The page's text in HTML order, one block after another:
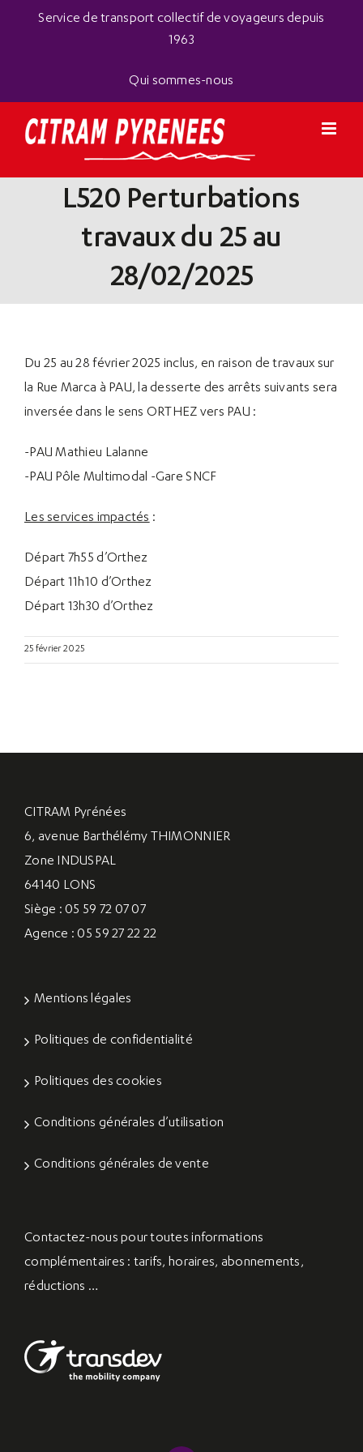
Service de transport collectif de voyageurs depuis
1963
Qui sommes-nous
L520 Perturbations
travaux du 25 au
28/02/2025
Du 25 au 28 février 2025 inclus, en raison de travaux sur
la Rue Marca à PAU, la desserte des arrêts suivants sera
inversée dans le sens ORTHEZ vers PAU :
-PAU Mathieu Lalanne
-PAU Pôle Multimodal -Gare SNCF
Les services impactés :
Départ 7h55 d’Orthez
Départ 11h10 d’Orthez
Départ 13h30 d’Orthez
25 février 2025
CITRAM Pyrénées
6, avenue Barthélémy THIMONNIER
Zone INDUSPAL
64140 LONS
Siège : 05 59 72 07 07
Agence : 05 59 27 22 22
Mentions légales
Politiques de confidentialité
Politiques des cookies
Conditions générales d’utilisation
Conditions générales de vente
Contactez-nous pour toutes informations
complémentaires : tarifs, horaires, abonnements,
réductions …
Panneau de gestion des cookies